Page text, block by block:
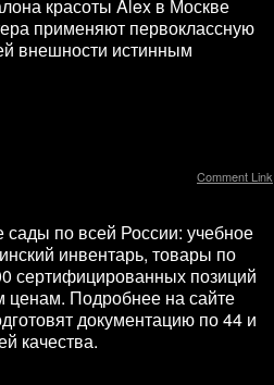
красоты Alex в Москве
применяют первоклассную
внешности истинным
Comment Link
по всей России: учебное
инвентарь, товары по
сертифицированных позиций
ценам. Подробнее на сайте
документацию по 44 и
качества.